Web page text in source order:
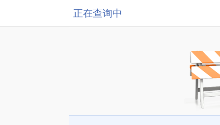
正在查询中